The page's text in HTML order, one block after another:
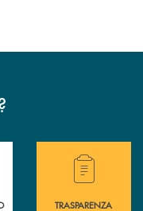
Bcc immediata?
Hai bisogno di
TRASPARENZA